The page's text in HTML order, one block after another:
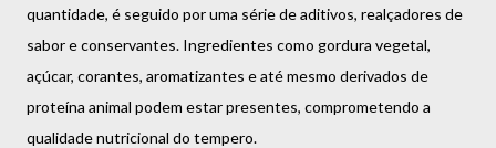
quantidade, é seguido por uma série de aditivos, realçadores de
sabor e conservantes. Ingredientes como gordura vegetal,
açúcar, corantes, aromatizantes e até mesmo derivados de
proteína animal podem estar presentes, comprometendo a
qualidade nutricional do tempero.